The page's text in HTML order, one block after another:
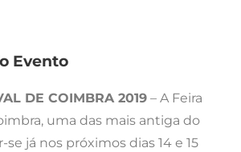
Evento
DE COIMBRA 2019 – A Feira
uma das mais antiga do
se já nos próximos dias 14 e 15